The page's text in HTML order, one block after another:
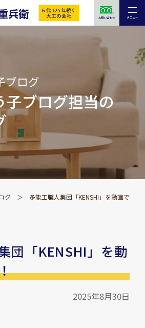
お問い合わせ メニュー
ブログ
子ブログ担当の
グ 多能工職人集団「KENSHI」を動画でご紹
団「KENSHI」を動
2025年8月30日